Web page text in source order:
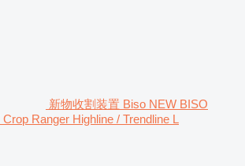
新物收割装置 Biso NEW BISO
Ranger Highline / Trendline L